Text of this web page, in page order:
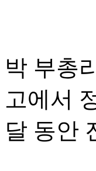
박 부총
고에서
달 동안